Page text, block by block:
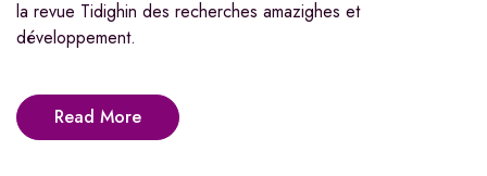
la revue Tidighin des recherches amazighes et
développement.
Read More